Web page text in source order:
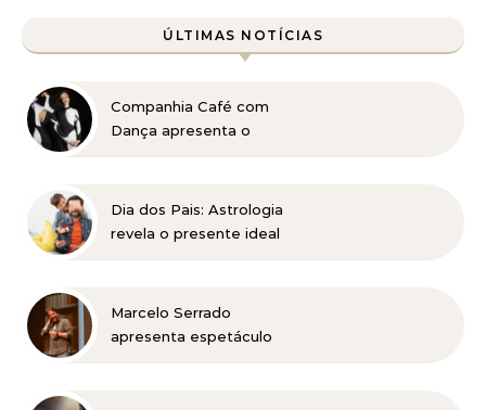
ÚLTIMAS NOTÍCIAS
Companhia Café com
Dança apresenta o
Dia dos Pais: Astrologia
revela o presente ideal
Marcelo Serrado
apresenta espetáculo